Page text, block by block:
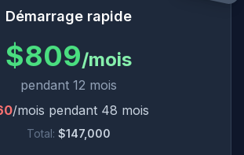
Démarrage rapide
$809/mois
pendant 12 mois
/mois pendant 48 mois
Total: $147,000